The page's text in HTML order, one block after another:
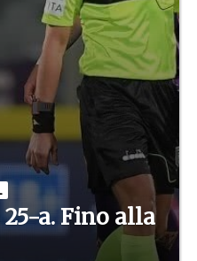
25-a. Fino alla